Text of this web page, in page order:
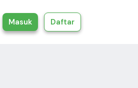
Masuk Daftar